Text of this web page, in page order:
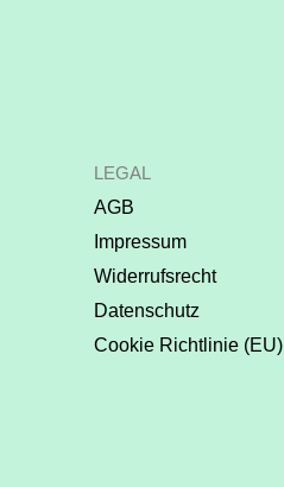
LEGAL
AGB
Impressum
Widerrufsrecht
Datenschutz
Cookie Richtlinie (EU)